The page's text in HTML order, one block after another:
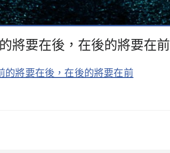
將要在後，在後的將要在前
的將要在後，在後的將要在前